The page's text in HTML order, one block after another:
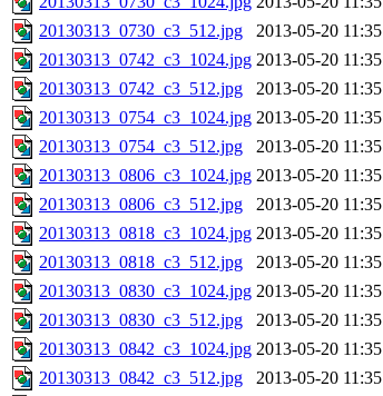
20130313_0730_c3_512.jpg
2013-05-20 11:35
20130313_0742_c3_1024.jpg 2013-05-20 11:35
20130313_0742_c3_512.jpg
2013-05-20 11:35
20130313_0754_c3_1024.jpg 2013-05-20 11:35
20130313_0754_c3_512.jpg
2013-05-20 11:35
20130313_0806_c3_1024.jpg 2013-05-20 11:35
20130313_0806_c3_512.jpg
2013-05-20 11:35
20130313_0818_c3_1024.jpg 2013-05-20 11:35
20130313_0818_c3_512.jpg
2013-05-20 11:35
20130313_0830_c3_1024.jpg 2013-05-20 11:35
20130313_0830_c3_512.jpg
2013-05-20 11:35
20130313_0842_c3_1024.jpg 2013-05-20 11:35
20130313_0842_c3_512.jpg
2013-05-20 11:35